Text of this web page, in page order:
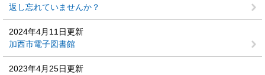
返し忘れていませんか？
2024年4月11日更新
加西市電子図書館
2023年4月25日更新